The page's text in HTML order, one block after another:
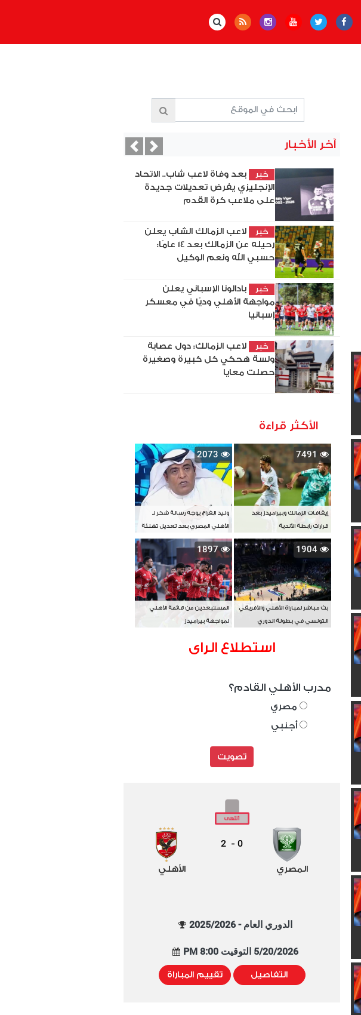
آخر الأخبار
خبر
بعد وفاة لاعب شاب.. الاتحاد
الإنجليزي يفرض تعديلات جديدة
على ملاعب كرة القدم
خبر
لاعب الزمالك الشاب يعلن
رحيله عن الزمالك بعد 14 عامًا:
حسبي الله ونعم الوكيل
خبر
بادالونا الإسباني يعلن
مواجهة الأهلي وديًا في معسكر
إسبانيا
خبر
لاعب الزمالك: دول عصابة
ولسة هحكي كل كبيرة وصغيرة
حصلت معايا
PreviousNext
الأكثر قراءة
7491
إيقافات الزمالك وبيراميدز بعد
قرارات رابطة الأندية
2073
وليد الفراج يوجه رسالة شكر لـ
الأهلي المصري بعد تعديل تهنئة
بطل آسيا
1904
بث مباشر لمباراة الأهلي والأفريقي
التونسي في بطولة الدوري
1897
المستبعدين من قائمة الأهلي
لمواجهة بيراميدز
استطلاع الراى
مدرب الأهلي القادم؟
مصري
أجنبي
تصويت
المصري
0
-
2
الأهلي
الدوري العام - 2025/2026
5/20/2026 التوقيت 8:00 PM
التفاصيل تقييم المباراة